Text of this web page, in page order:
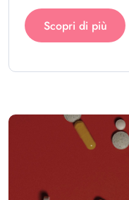
Scopri di più